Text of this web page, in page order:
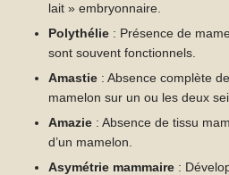
lait » embryonnaire.
Polythélie : Présence de
sont souvent fonctionnels.
Amastie : Absence complète
mamelon sur un ou les deux
Amazie : Absence de tissu
d’un mamelon.
Asymétrie mammaire :